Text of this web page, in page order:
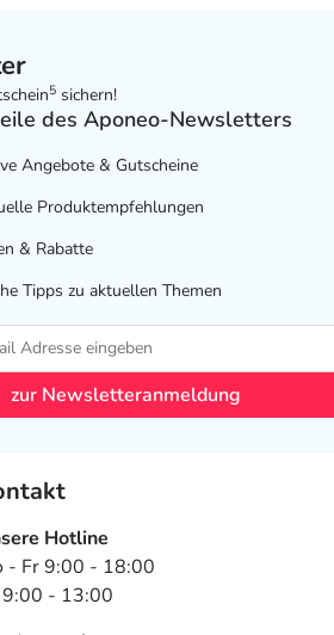
5 sichern!
des Aponeo-Newsletters
Angebote & Gutscheine
Produktempfehlungen
& Rabatte
Tipps zu aktuellen Themen
zur Newsletteranmeldung
Hotline
- Fr 9:00 - 18:00
9:00 - 13:00